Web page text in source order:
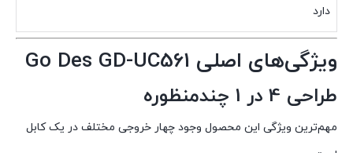
دارد
ویژگی‌های اصلی Go Des GD-UC561
طراحی 4 در 1 چندمنظوره
مهم‌ترین ویژگی این محصول وجود چهار خروجی مختلف در یک کابل